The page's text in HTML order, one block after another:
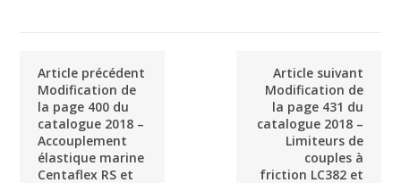
Article précédent
Modification de
la page 400 du
catalogue 2018 –
Accouplement
élastique marine
Centaflex RS et
Article suivant
Modification de
la page 431 du
catalogue 2018 –
Limiteurs de
couples à
friction LC382 et